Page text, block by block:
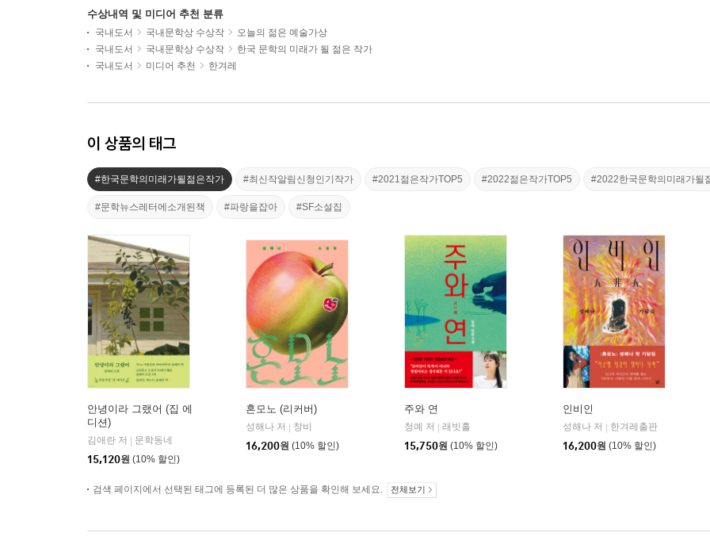
수상내역 및 미디어 추천 분류
국내도서 국내문학상 수상작
오늘의 젊은 예술가상
국내도서
국내문학상 수상작
한국 문학의 미래가 될 젊은 작가
국내도서
미디어 추천 한겨레
이 상품의 태그
#한국문학의미래가될젊은작가 #최신작알림신청인기작가 #2021젊은작가TOP5 #2022젊은작가TOP5 #2022한국문학의미래가될
#문학뉴스레터에소개된책 #파랑을잡아 #SF소설집
안녕이라 그랬어 (집 에
디션)
김애란 저
문학동네
15,120원 (10% 할인)
혼모노 (리커버)
성해나 저
창비
16,200원 (10% 할인)
주와 연
청예 저
래빗홀
15,750원 (10% 할인)
인비인
성해나 저
한겨레출판
16,200원 (10% 할인)
검색 페이지에서 선택된 태그에 등록된 더 많은 상품을 확인해 보세요. 전체보기